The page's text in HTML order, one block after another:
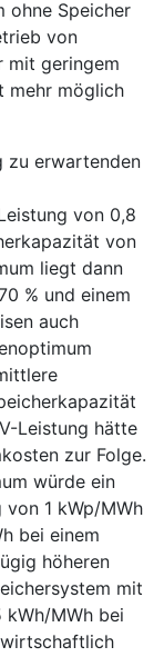
ohne Speicher
von
mit geringem
mehr möglich
zu erwartenden
von 0,8
von
liegt dann
% und einem
auch
Leistung hätte
zur Folge.
würde ein
1 kWp/MWh
bei einem
höheren
mit
kWh/MWh bei